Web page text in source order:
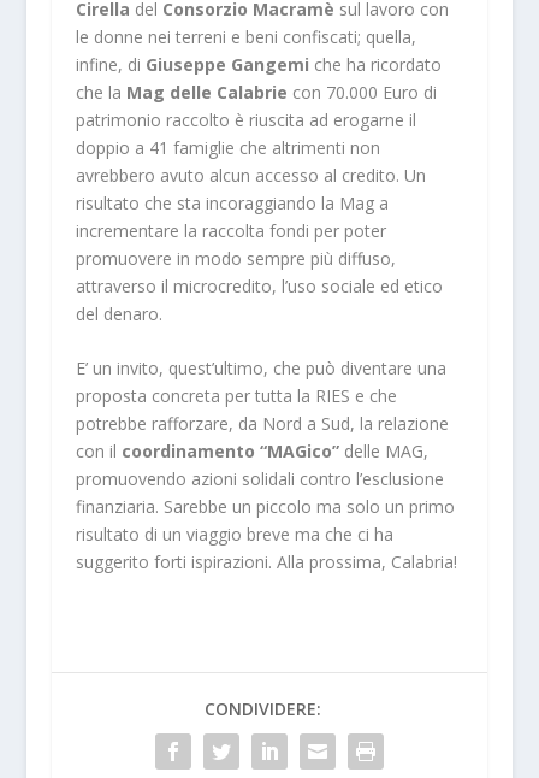
Cirella del Consorzio Macramè sul lavoro con
le donne nei terreni e beni confiscati; quella,
infine, di Giuseppe Gangemi che ha ricordato
che la Mag delle Calabrie con 70.000 Euro di
patrimonio raccolto è riuscita ad erogarne il
doppio a 41 famiglie che altrimenti non
avrebbero avuto alcun accesso al credito. Un
risultato che sta incoraggiando la Mag a
incrementare la raccolta fondi per poter
promuovere in modo sempre più diffuso,
attraverso il microcredito, l’uso sociale ed etico
del denaro.
E’ un invito, quest’ultimo, che può diventare una
proposta concreta per tutta la RIES e che
potrebbe rafforzare, da Nord a Sud, la relazione
con il coordinamento “MAGico”delle MAG,
promuovendo azioni solidali contro l’esclusione
finanziaria. Sarebbe un piccolo ma solo un primo
risultato di un viaggio breve ma che ci ha
suggerito forti ispirazioni. Alla prossima, Calabria!
CONDIVIDERE: